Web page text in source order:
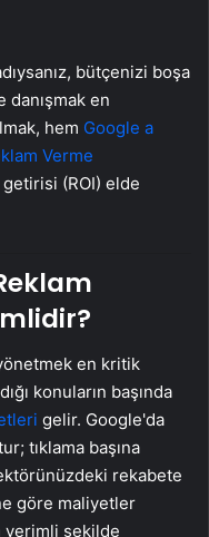
bütçenizi boşa
danışmak en
hem Google a
Verme
getirisi (ROI) elde
en kritik
konuların başında
gelir. Google'da
tıklama başına
rekabete
göre maliyetler
verimli şekilde